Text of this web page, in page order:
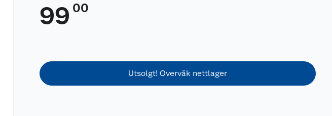
99 00
Utsolgt! Overvåk nettlager